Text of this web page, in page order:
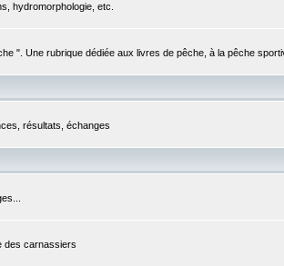
hydromorphologie, etc.
". Une rubrique dédiée aux livres de pêche, à la pêche
résultats, échanges
des carnassiers